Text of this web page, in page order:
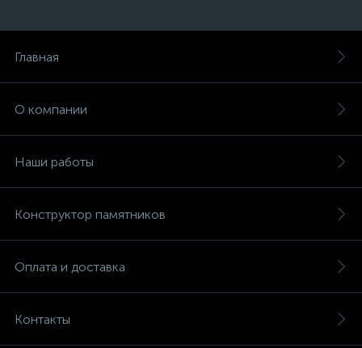
Главная
О компании
Наши работы
Конструктор памятников
Оплата и доставка
Контакты